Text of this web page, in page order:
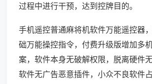
过程中进行干预，达到控牌目的。
手机遥控普通麻将机软件万能遥控器
础万能操控指令，付费升级版增加多
案，软件本身无破解权限，脱离硬件
软件无广告恶意插件，小众不良软件